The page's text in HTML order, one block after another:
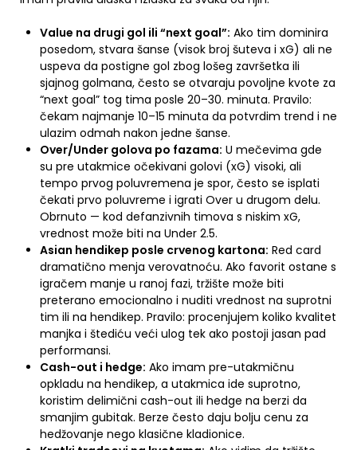
Value na drugi gol ili “next goal”: Ako tim dominira
posedom, stvara šanse (visok broj šuteva i xG) ali ne
uspeva da postigne gol zbog lošeg završetka ili
sjajnog golmana, često se otvaraju povoljne kvote za
“next goal” tog tima posle 20–30. minuta. Pravilo:
čekam najmanje 10–15 minuta da potvrdim trend i ne
ulazim odmah nakon jedne šanse.
Over/Under golova po fazama: U mečevima gde
su pre utakmice očekivani golovi (xG) visoki, ali
tempo prvog poluvremena je spor, često se isplati
čekati prvo poluvreme i igrati Over u drugom delu.
Obrnuto — kod defanzivnih timova s niskim xG,
vrednost može biti na Under 2.5.
Asian hendikep posle crvenog kartona: Red card
dramatično menja verovatnoću. Ako favorit ostane s
igračem manje u ranoj fazi, tržište može biti
preterano emocionalno i nuditi vrednost na suprotni
tim ili na hendikep. Pravilo: procenjujem koliko kvalitet
manjka i štediću veći ulog tek ako postoji jasan pad
performansi.
Cash-out i hedge: Ako imam pre-utakmičnu
opkladu na hendikep, a utakmica ide suprotno,
koristim delimični cash-out ili hedge na berzi da
smanjim gubitak. Berze često daju bolju cenu za
hedžovanje nego klasične kladionice.